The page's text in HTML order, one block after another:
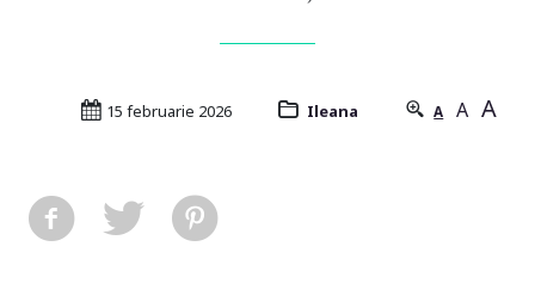
15 februarie 2026 Ileana A A A